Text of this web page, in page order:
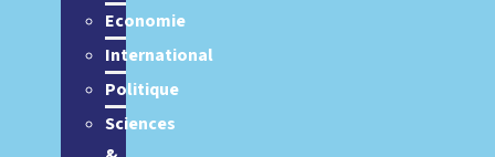
Economie
International
Politique
Sciences